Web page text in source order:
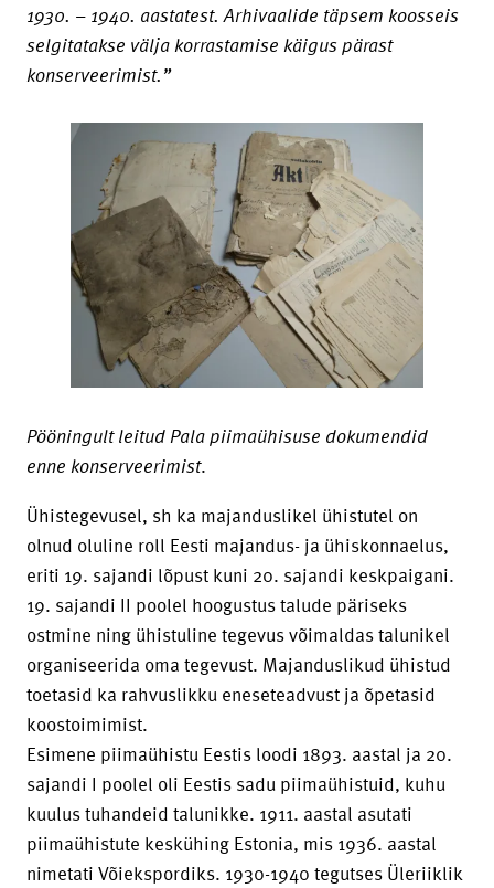
1930. – 1940. aastatest. Arhivaalide täpsem koosseis
selgitatakse välja korrastamise käigus pärast
konserveerimist.”
Pööningult leitud Pala piimaühisuse dokumendid
enne konserveerimist.
Ühistegevusel, sh ka majanduslikel ühistutel on
olnud oluline roll Eesti majandus- ja ühiskonnaelus,
eriti 19. sajandi lõpust kuni 20. sajandi keskpaigani.
19. sajandi II poolel hoogustus talude päriseks
ostmine ning ühistuline tegevus võimaldas talunikel
organiseerida oma tegevust. Majanduslikud ühistud
toetasid ka rahvuslikku eneseteadvust ja õpetasid
koostoimimist.
Esimene piimaühistu Eestis loodi 1893. aastal ja 20.
sajandi I poolel oli Eestis sadu piimaühistuid, kuhu
kuulus tuhandeid talunikke. 1911. aastal asutati
piimaühistute keskühing Estonia, mis 1936. aastal
nimetati Võiekspordiks. 1930-1940 tegutses Üleriiklik